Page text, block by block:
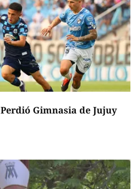
Perdió Gimnasia de Jujuy